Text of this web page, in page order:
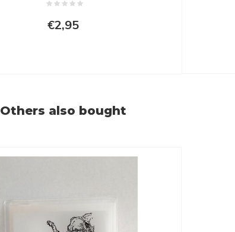
€2,95
Others also bought